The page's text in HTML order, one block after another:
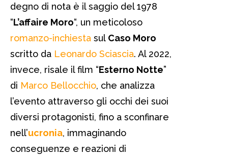
degno di nota è il saggio del 1978
“L’affaire Moro“, un meticoloso
romanzo-inchiesta sul Caso Moro
scritto da Leonardo Sciascia. Al 2022,
invece, risale il film “Esterno Notte”
di Marco Bellocchio, che analizza
l’evento attraverso gli occhi dei suoi
diversi protagonisti, fino a sconfinare
nell’ucronia, immaginando
conseguenze e reazioni di